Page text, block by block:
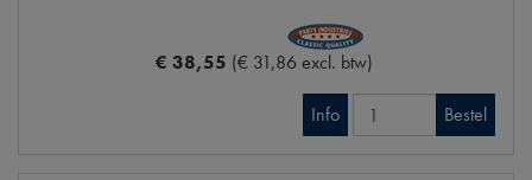
€ 38,55 (€ 31,86 excl. btw)
Info Bestel